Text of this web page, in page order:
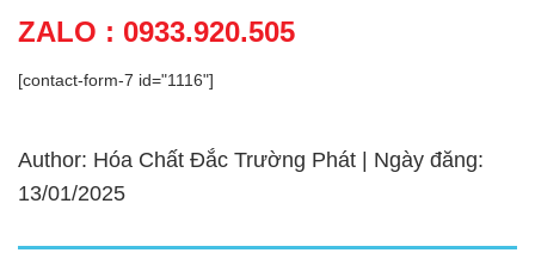
ZALO : 0933.920.505
[contact-form-7 id="1116"]
Author: Hóa Chất Đắc Trường Phát | Ngày đăng:
13/01/2025